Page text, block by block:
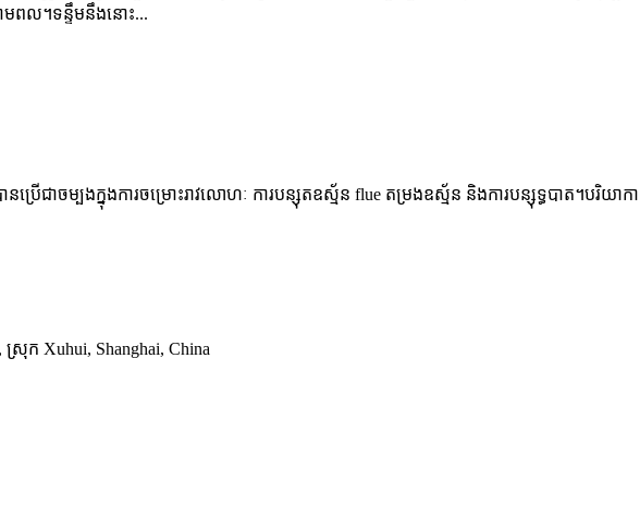
មពល។ទន្ទឹមនឹងនោះ...
រើជាចម្បងក្នុងការចម្រោះរាវលោហៈ ការបន្សុតឧស្ម័ន flue តម្រងឧស្ម័ន និងការបន្សុទ្ធបាត។បរិយា
ស្រុក Xuhui, Shanghai, China